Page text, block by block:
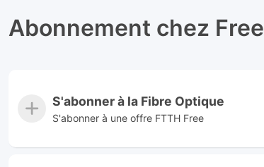
Abonnement chez Free
S'abonner à la Fibre Optique
S'abonner à une offre FTTH Free